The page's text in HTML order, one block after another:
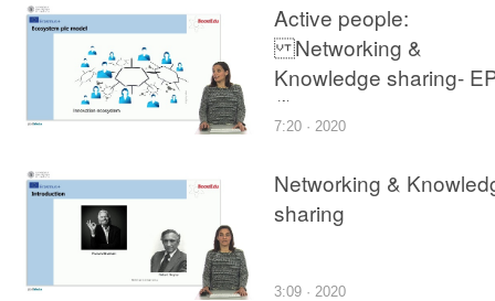
Active people:
Networking &
Knowledge sharing-
(I)
7:20 · 2020
Networking &
sharing
3:09 · 2020